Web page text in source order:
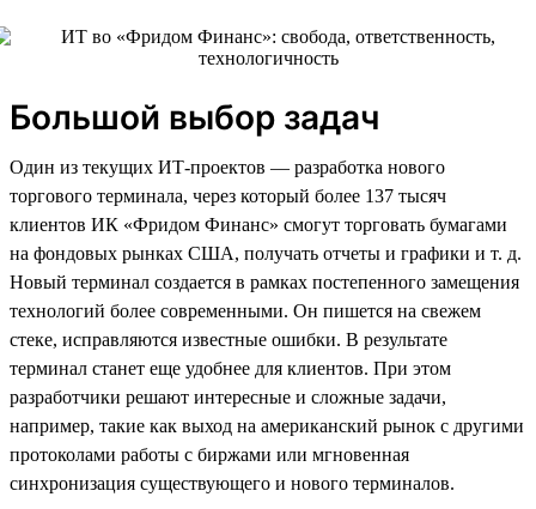
Большой выбор задач
Один из текущих ИТ-проектов — разработка нового
торгового терминала, через который более 137 тысяч
клиентов ИК «Фридом Финанс» смогут торговать бумагами
на фондовых рынках США, получать отчеты и графики и т. д.
Новый терминал создается в рамках постепенного замещения
технологий более современными. Он пишется на свежем
стеке, исправляются известные ошибки. В результате
терминал станет еще удобнее для клиентов. При этом
разработчики решают интересные и сложные задачи,
например, такие как выход на американский рынок с другими
протоколами работы с биржами или мгновенная
синхронизация существующего и нового терминалов.